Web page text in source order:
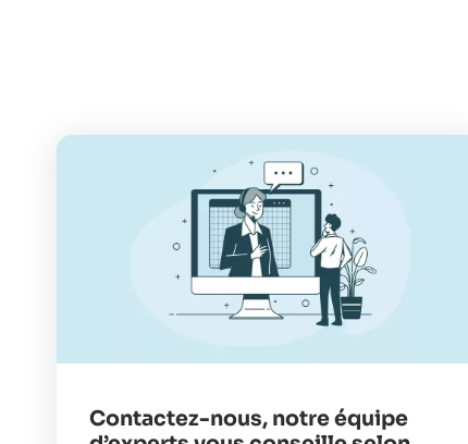
Contactez-nous, notre équipe